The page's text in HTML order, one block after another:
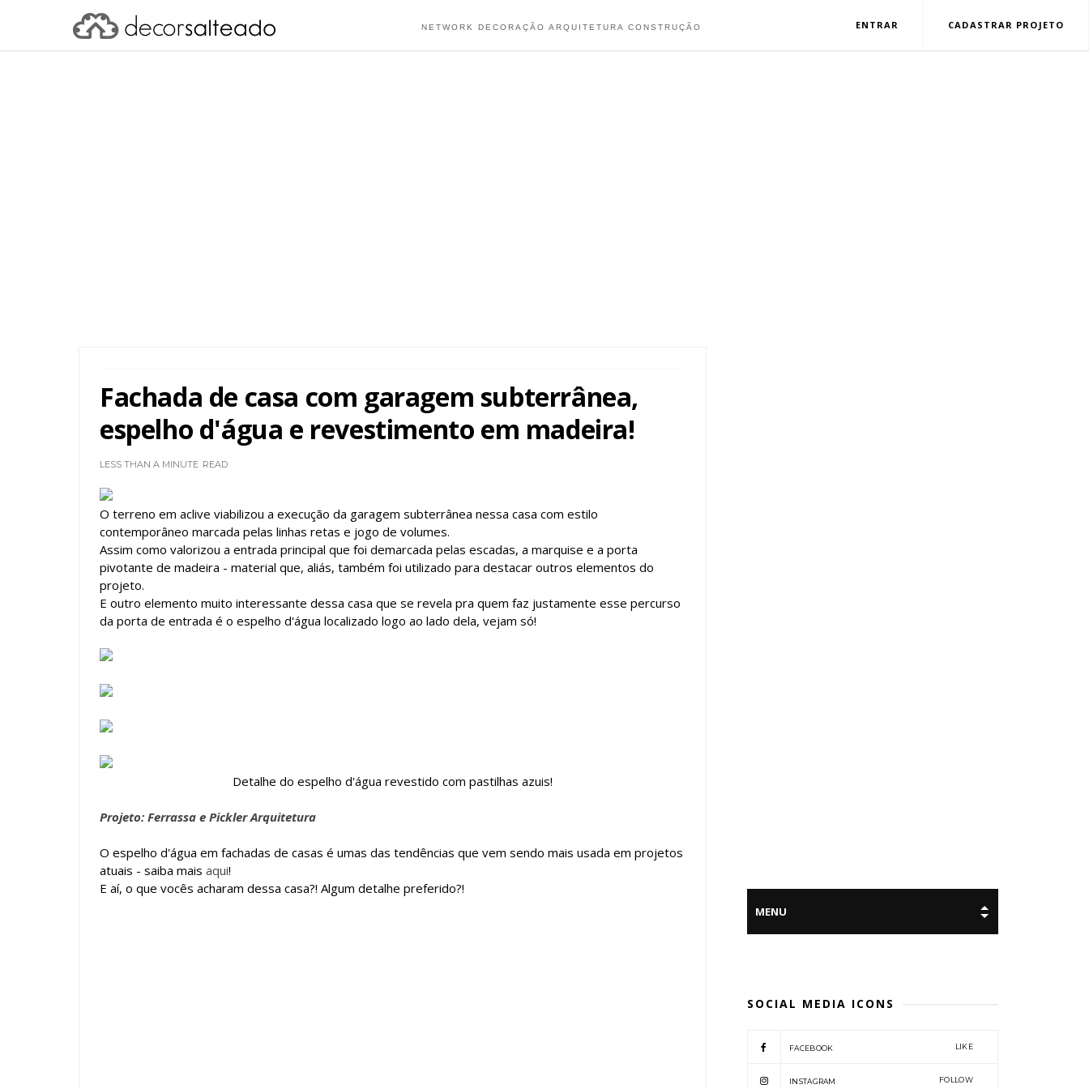
NETWORK DECORAÇÃO ARQUITETURA CONSTRUÇÃO ENTRAR CADASTRAR PROJETO
Fachada de casa com garagem subterrânea,
espelho d'água e revestimento em madeira!
LESS THAN A MINUTE READ
O terreno em aclive viabilizou a execução da garagem subterrânea nessa casa com estilo
contemporâneo marcada pelas linhas retas e jogo de volumes.
Assim como valorizou a entrada principal que foi demarcada pelas escadas, a marquise e a porta
pivotante de madeira - material que, aliás, também foi utilizado para destacar outros elementos do
projeto.
E outro elemento muito interessante dessa casa que se revela pra quem faz justamente esse percurso
da porta de entrada é o espelho d'água localizado logo ao lado dela, vejam só!
Detalhe do espelho d'água revestido com pastilhas azuis!
Projeto: Ferrassa e Pickler Arquitetura
O espelho d'água em fachadas de casas é umas das tendências que vem sendo mais usada em projetos
atuais - saiba mais aqui!
E aí, o que vocês acharam dessa casa?! Algum detalhe preferido?!
SOCIAL MEDIA ICONS
FACEBOOK LIKE
INSTAGRAM FOLLOW